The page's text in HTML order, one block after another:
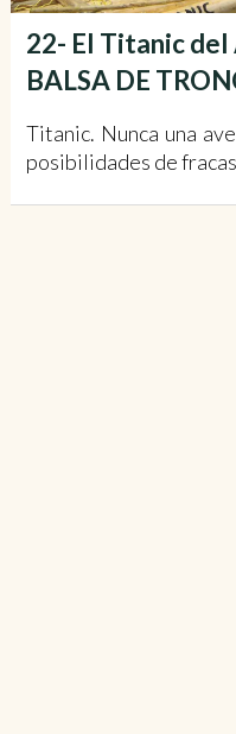
22- El Titanic del
BALSA DE
Titanic. Nunca una
posibilidades de